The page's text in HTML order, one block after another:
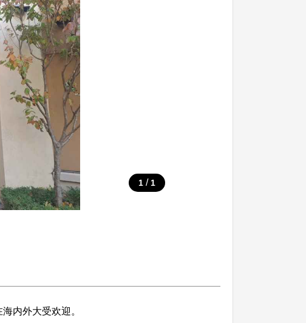
1 / 1
内外大受欢迎。